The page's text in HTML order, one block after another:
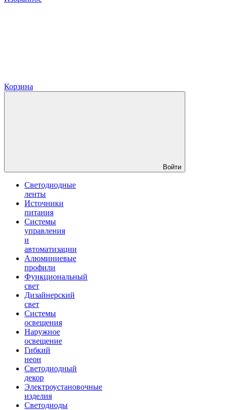
Корзина
Войти
Светодиодные
ленты
Источники
питания
Системы
управления
и
автоматизации
Алюминиевые
профили
Функциональный
свет
Дизайнерский
свет
Системы
освещения
Наружное
освещение
Гибкий
неон
Светодиодный
декор
Электроустановочные
изделия
Светодиоды